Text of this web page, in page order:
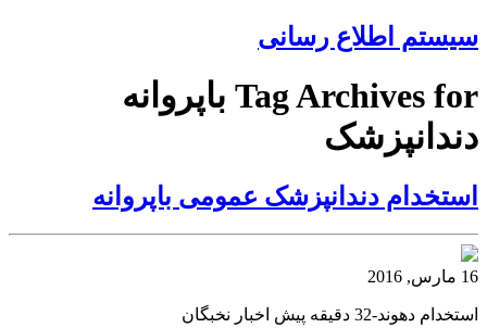
سیستم اطلاع رسانی
Tag Archives for باپروانه
دندانپزشک
استخدام دندانپزشک عمومی باپروانه
16 مارس, 2016
استخدام دهوند-32 دقیقه پیش اخبار نخبگان